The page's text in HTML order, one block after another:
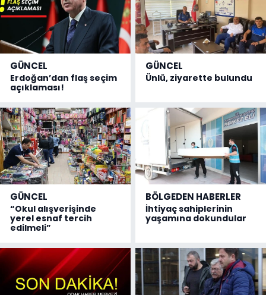
GÜNCEL
Erdoğan’dan flaş seçim
açıklaması!
GÜNCEL
Ünlü, ziyarette bulundu
GÜNCEL
“Okul alışverişinde
yerel esnaf tercih
edilmeli”
BÖLGEDEN HABERLER
İhtiyaç sahiplerinin
yaşamına dokundular